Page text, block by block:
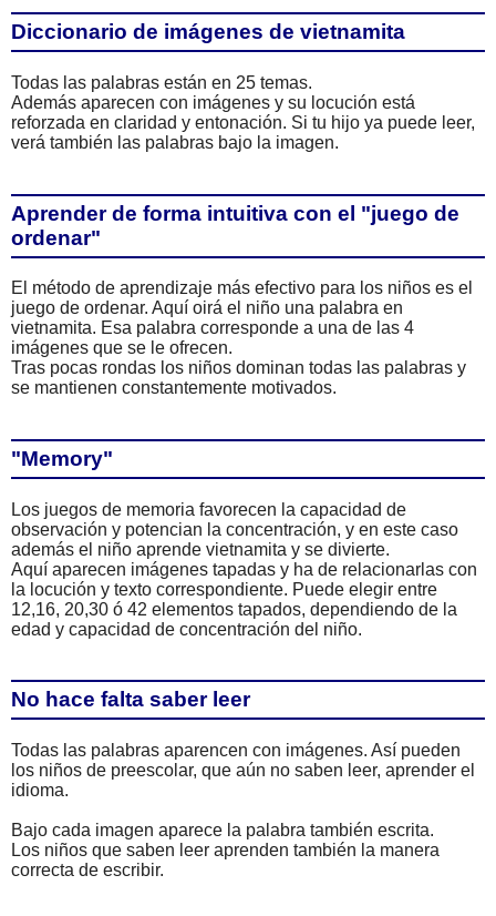
Diccionario de imágenes de vietnamita
Todas las palabras están en 25 temas.
Además aparecen con imágenes y su locución está
reforzada en claridad y entonación. Si tu hijo ya puede leer,
verá también las palabras bajo la imagen.
Aprender de forma intuitiva con el "juego de
ordenar"
El método de aprendizaje más efectivo para los niños es el
juego de ordenar. Aquí oirá el niño una palabra en
vietnamita. Esa palabra corresponde a una de las 4
imágenes que se le ofrecen.
Tras pocas rondas los niños dominan todas las palabras y
se mantienen constantemente motivados.
"Memory"
Los juegos de memoria favorecen la capacidad de
observación y potencian la concentración, y en este caso
además el niño aprende vietnamita y se divierte.
Aquí aparecen imágenes tapadas y ha de relacionarlas con
la locución y texto correspondiente. Puede elegir entre
12,16, 20,30 ó 42 elementos tapados, dependiendo de la
edad y capacidad de concentración del niño.
No hace falta saber leer
Todas las palabras aparencen con imágenes. Así pueden
los niños de preescolar, que aún no saben leer, aprender el
idioma.
Bajo cada imagen aparece la palabra también escrita.
Los niños que saben leer aprenden también la manera
correcta de escribir.